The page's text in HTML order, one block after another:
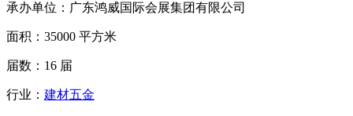
承办单位：广东鸿威国际会展集团有限公司
面积：35000 平方米
届数：16 届
行业： 建材五金